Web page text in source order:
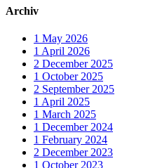
Archiv
1 May 2026
1 April 2026
2 December 2025
1 October 2025
2 September 2025
1 April 2025
1 March 2025
1 December 2024
1 February 2024
2 December 2023
1 October 2023